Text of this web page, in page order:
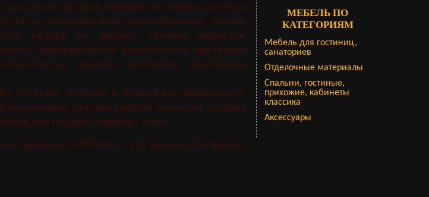
мир для ребенка. Во время процесса
разнообразием разнообразных техник,
резьба по дереву, техника маркетри,
декорирования выполняется мастерами
создают красивую, изысканную
погрузит ребенка в атмосферу прекрасного,
детская мебель позволит создать
она подарит комфорт и уют.
фабрики «EFFEDUE»– это лучшее для Вашего
МЕБЕЛЬ ПО
КАТЕГОРИЯМ
Мебель для гостиниц,
санаториев
Отделочные материалы
Спальни, гостиные,
прихожие, кабинеты
классика
Аксессуары